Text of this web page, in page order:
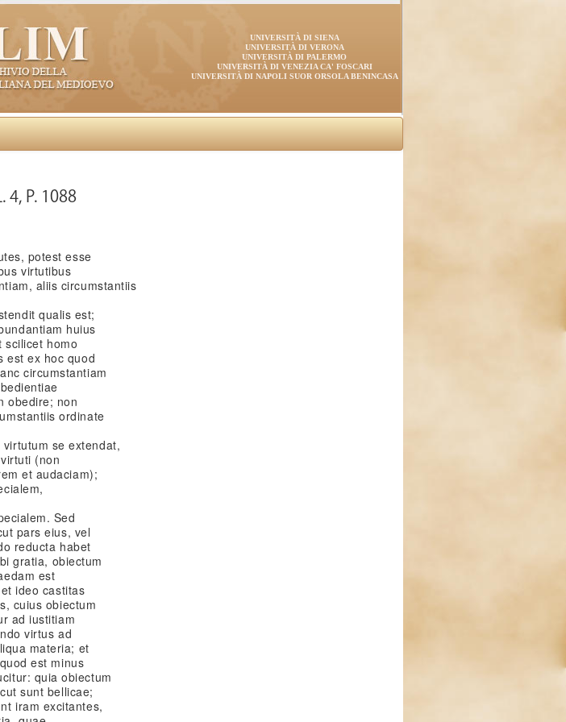
UNIVERSITÀ DI SIENA
UNIVERSITÀ DI VERONA
UNIVERSITÀ DI PALERMO
UNIVERSITÀ DI VENEZIA CA' FOSCARI
UNIVERSITÀ DI NAPOLI SUOR ORSOLA BENINCASA
4, P. 1088
potest esse
virtutibus
aliis circumstantiis
qualis est;
huius
scilicet homo
est ex hoc quod
circumstantiam
obedire; non
ordinate
se extendat,
(non
et audaciam);
Sed
pars eius, vel
reducta habet
gratia, obiectum
est
ideo castitas
cuius obiectum
ad iustitiam
virtus ad
materia; et
est minus
quia obiectum
sunt bellicae;
iram excitantes,